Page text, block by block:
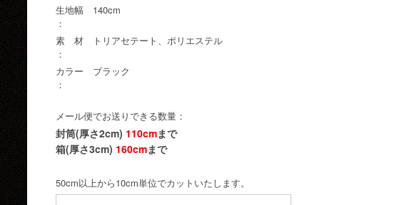
生地幅
：
140cm
素 材
：
トリアセテート、ポリエステル
カラー
：
ブラック
メール便でお送りできる数量：
封筒(厚さ2cm) 110cmまで
箱(厚さ3cm) 160cmまで
50cm以上から10cm単位でカットいたします。